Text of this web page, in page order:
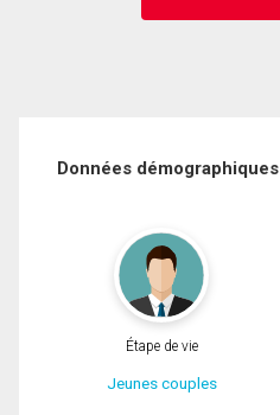
Données démographiques
Étape de vie
Jeunes couples